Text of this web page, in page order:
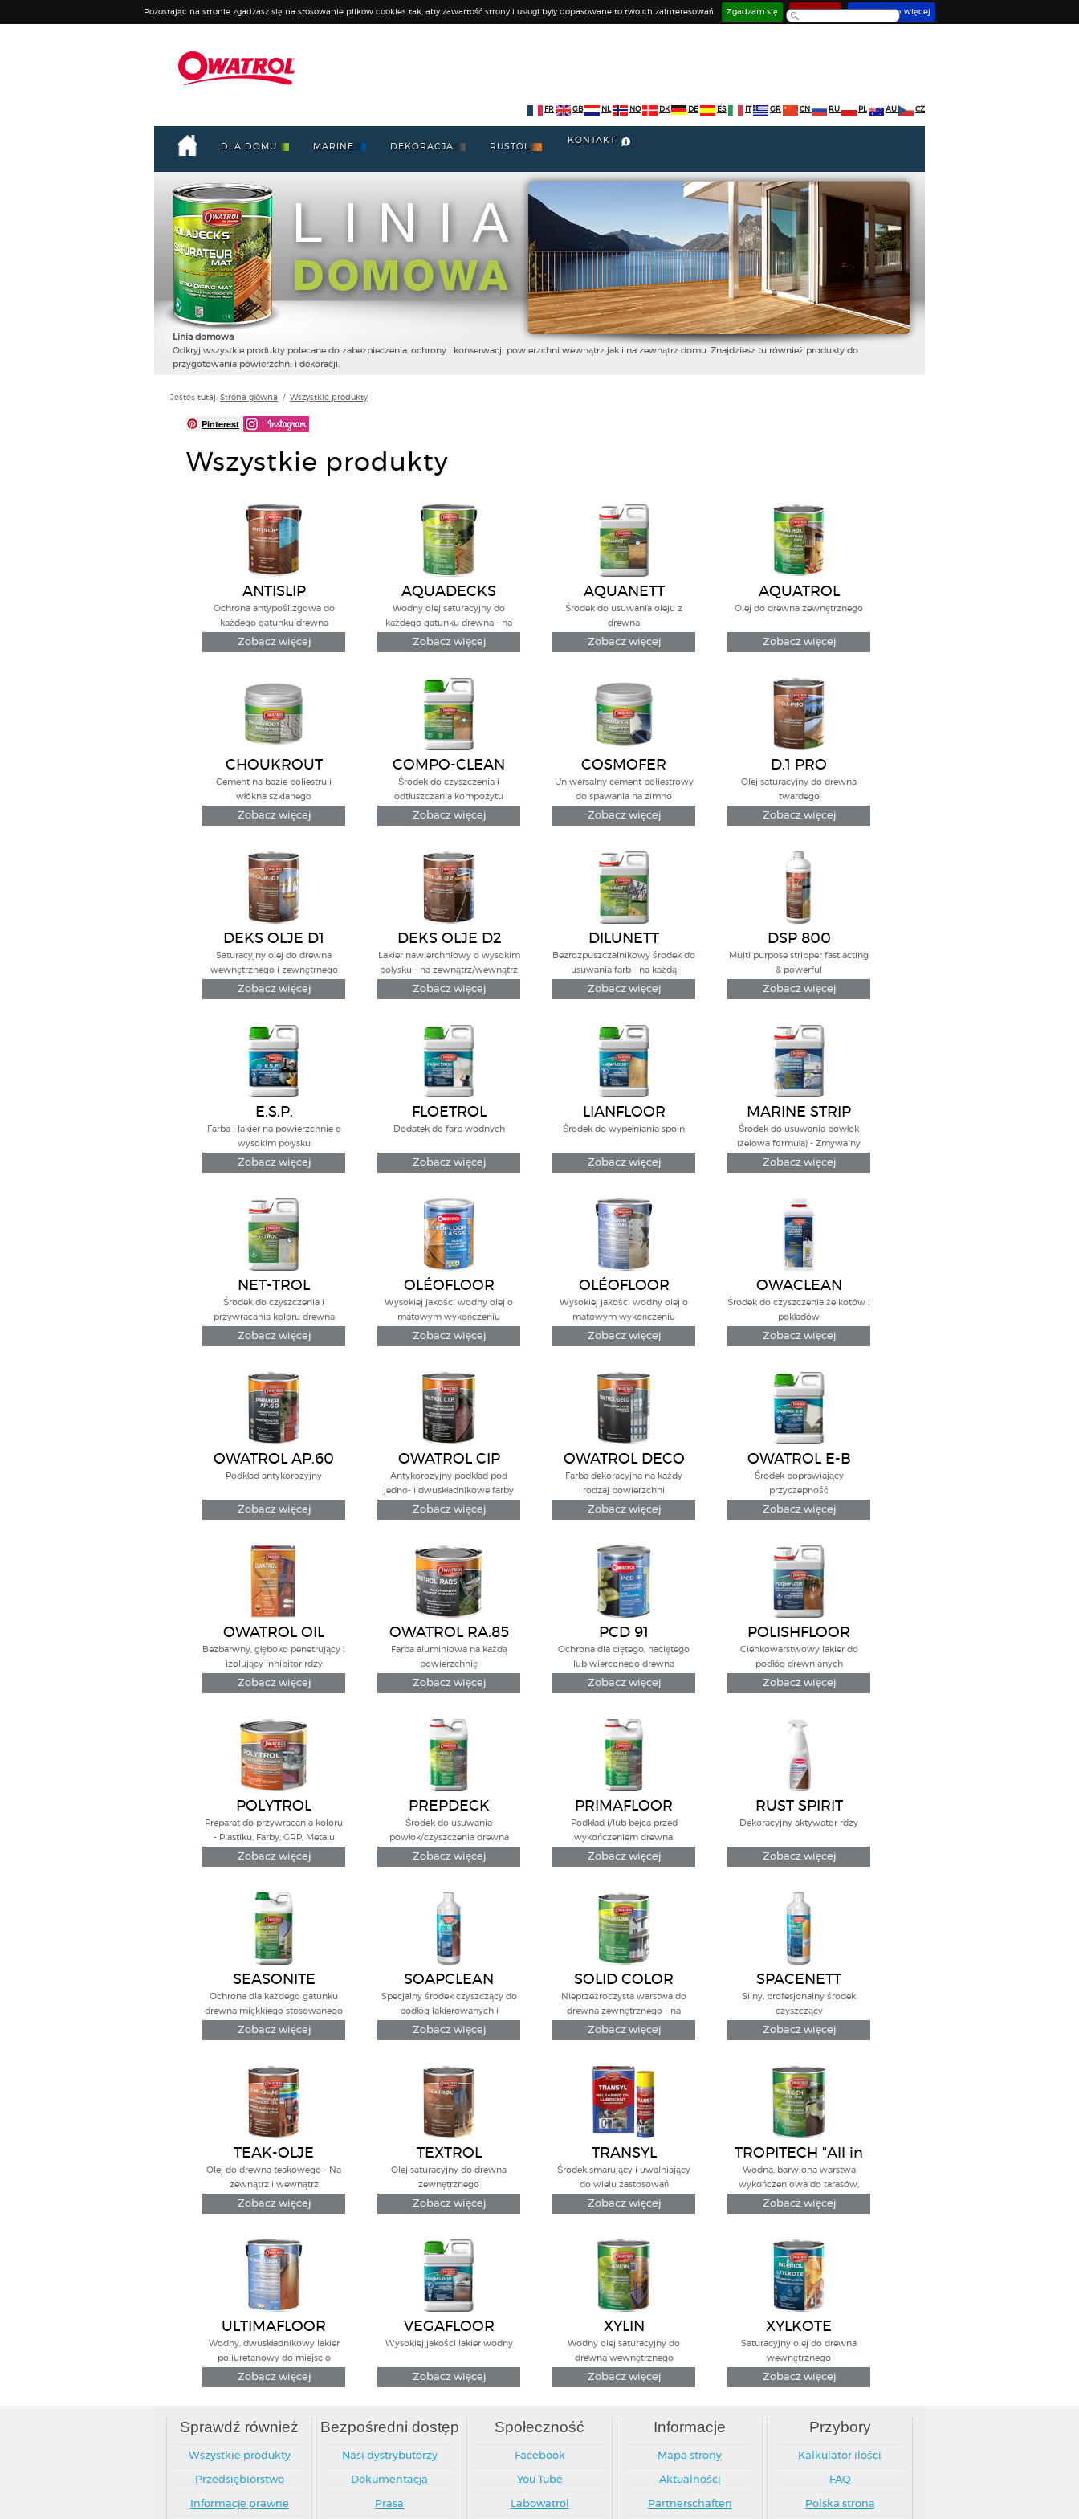
Pozostając na stronie zgadzasz się na stosowanie plików cookies tak, aby zawartość strony i usługi były dopasowane to twoich zainteresowań. Zgadzam się Deaktywuj Dowiedz się więcej
FR GB NL NO DK DE ES GR CN RU PL AU CZ
DLA DOMU MARINE DEKORACJA RUSTOL
KONTAKT
Linia domowa
Odkryj wszystkie produkty polecane do zabezpieczenia, ochrony i konserwacji powierzchni wewnątrz jak i na zewnątrz domu. Znajdziesz tu również produkty do
przygotowania powierzchni i dekoracji.
Jesteś tutaj: Strona główna / Wszystkie produkty
Pinterest
Wszystkie produkty
ANTISLIP
Ochrona antypoślizgowa do
każdego gatunku drewna
Zobacz więcej
AQUADECKS
Wodny olej saturacyjny do
każdego gatunku drewna - na
zewnątrz/wewnątrz
Zobacz więcej
AQUANETT
Środek do usuwania oleju z
drewna
Zobacz więcej
AQUATROL
Olej do drewna zewnętrznego
Zobacz więcej
CHOUKROUT
Cement na bazie poliestru i
włókna szklanego
Zobacz więcej
COMPO-CLEAN
Środek do czyszczenia i
odtłuszczania kompozytu
Zobacz więcej
COSMOFER
Uniwersalny cement poliestrowy
do spawania na zimno
Zobacz więcej
D.1 PRO
Olej saturacyjny do drewna
twardego
Zobacz więcej
DEKS OLJE D1
Saturacyjny olej do drewna
wewnętrznego i zewnętrnego
Zobacz więcej
DEKS OLJE D2
Lakier nawierchniowy o wysokim
połysku - na zewnątrz/wewnątrz
Zobacz więcej
DILUNETT
Bezrozpuszczalnikowy środek do
usuwania farb - na każdą
powierzchnię
Zobacz więcej
DSP 800
Multi purpose stripper fast acting
& powerful
Zobacz więcej
E.S.P.
Farba i lakier na powierzchnie o
wysokim połysku
Zobacz więcej
FLOETROL
Dodatek do farb wodnych
Zobacz więcej
LIANFLOOR
Środek do wypełniania spoin
Zobacz więcej
MARINE STRIP
Środek do usuwania powłok
(żelowa formuła) - Zmywalny
Zobacz więcej
NET-TROL
Środek do czyszczenia i
przywracania koloru drewna
Zobacz więcej
OLÉOFLOOR
CLASSIC
Wysokiej jakości wodny olej o
matowym wykończeniu
Zobacz więcej
OLÉOFLOOR
NATURAL
Wysokiej jakości wodny olej o
matowym wykończeniu
Zobacz więcej
OWACLEAN
Środek do czyszczenia żelkotów i
pokładów
Zobacz więcej
OWATROL AP.60
Podkład antykorozyjny
Zobacz więcej
OWATROL CIP
Antykorozyjny podkład pod
jedno- i dwuskładnikowe farby
Zobacz więcej
OWATROL DECO
Farba dekoracyjna na każdy
rodzaj powierzchni
Zobacz więcej
OWATROL E-B
Środek poprawiający
przyczepność
Zobacz więcej
OWATROL OIL
Bezbarwny, głęboko penetrujący i
izolujący inhibitor rdzy
Zobacz więcej
OWATROL RA.85
Farba aluminiowa na każdą
powierzchnię
Zobacz więcej
PCD 91
Ochrona dla ciętego, naciętego
lub wierconego drewna
impregnowanego ciśnieniowo.
Zobacz więcej
POLISHFLOOR
Cienkowarstwowy lakier do
podłóg drewnianych
Zobacz więcej
POLYTROL
Preparat do przywracania koloru
- Plastiku, Farby, GRP, Metalu
Zobacz więcej
PREPDECK
Środek do usuwania
powłok/czyszczenia drewna
zewnętrznego
Zobacz więcej
PRIMAFLOOR
Podkład i/lub bejca przed
wykończeniem drewna.
Zobacz więcej
RUST SPIRIT
Dekoracyjny aktywator rdzy
Zobacz więcej
SEASONITE
Ochrona dla każdego gatunku
drewna miękkiego stosowanego
na zewnątrz
Zobacz więcej
SOAPCLEAN
Specjalny środek czyszczący do
podłóg lakierowanych i
olejowanych.
Zobacz więcej
SOLID COLOR
STAIN
Nieprzeźroczysta warstwa do
drewna zewnętrznego - na
powierzchnie pionowe i pozioe.
Zobacz więcej
SPACENETT
Silny, profesjonalny środek
czyszczący
Zobacz więcej
TEAK-OLJE
Olej do drewna teakowego - Na
zewnątrz i wewnątrz
Zobacz więcej
TEXTROL
Olej saturacyjny do drewna
zewnętrznego
Zobacz więcej
TRANSYL
Środek smarujący i uwalniający
do wielu zastosowań
Zobacz więcej
TROPITECH "All in
One"
Wodna, barwiona warstwa
wykończeniowa do tarasów,
doków, elewacji i wielu innych
powierzchni
Zobacz więcej
ULTIMAFLOOR
Wodny, dwuskładnikowy lakier
poliuretanowy do miejsc o
wzmożonym ruchu.
Zobacz więcej
VEGAFLOOR
Wysokiej jakości lakier wodny
Zobacz więcej
XYLIN
Wodny olej saturacyjny do
drewna wewnętrznego
Zobacz więcej
XYLKOTE
Saturacyjny olej do drewna
wewnętrznego
Zobacz więcej
Sprawdź również
Wszystkie produkty
Przedsiębiorstwo
Informacje prawne
Bezpośredni dostęp
Nasi dystrybutorzy
Dokumentacja
Prasa
Społeczność
Facebook
You Tube
Labowatrol
Informacje
Mapa strony
Aktualności
Partnerschaften
Przybory
Kalkulator ilości
FAQ
Polska strona